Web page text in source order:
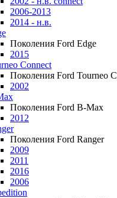
2006-2013
2014 - н.в.
Поколения Ford Edge
2015
Connect
Поколения Ford Tourneo
2002
Поколения Ford B-Max
2012
Поколения Ford Ranger
2009
2011
2016
2006